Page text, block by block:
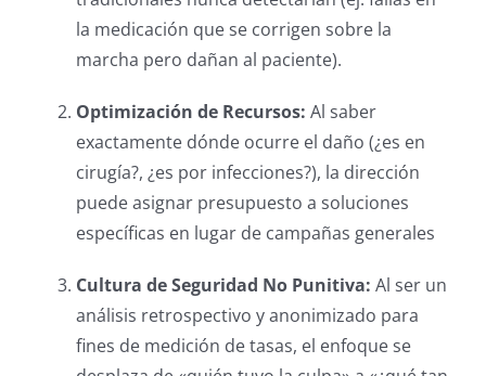
la medicación que se corrigen sobre la
marcha pero dañan al paciente).
Optimización de Recursos: Al saber
exactamente dónde ocurre el daño (¿es en
cirugía?, ¿es por infecciones?), la dirección
puede asignar presupuesto a soluciones
específicas en lugar de campañas generales
Cultura de Seguridad No Punitiva: Al ser un
análisis retrospectivo y anonimizado para
fines de medición de tasas, el enfoque se